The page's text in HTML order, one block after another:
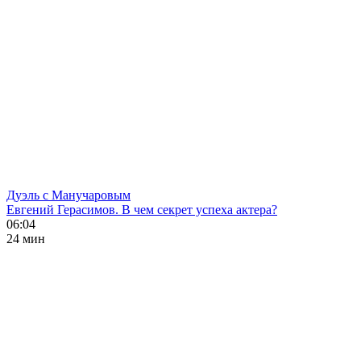
Дуэль с Манучаровым
Евгений Герасимов. В чем секрет успеха актера?
06:04
24 мин